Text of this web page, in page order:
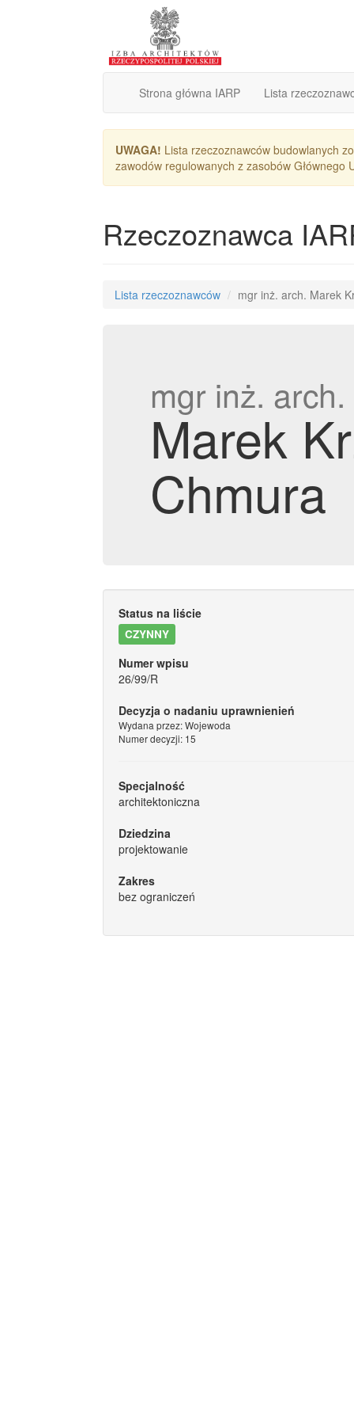
Strona główna IARP Lista
UWAGA! Lista rzeczoznawców budowlanych
zawodów regulowanych z zasobów
Rzeczoznawca
Lista rzeczoznawców mgr inż. arch. Marek
mgr inż. arch.
Marek
Chmura
Status na liście
CZYNNY
Numer wpisu
26/99/R
Decyzja o nadaniu uprawnienień
Wydana przez: Wojewoda
Numer decyzji: 15
Specjalność
architektoniczna
Dziedzina
projektowanie
Zakres
bez ograniczeń